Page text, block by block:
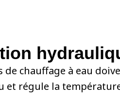
de chauffage à eau
et régule la